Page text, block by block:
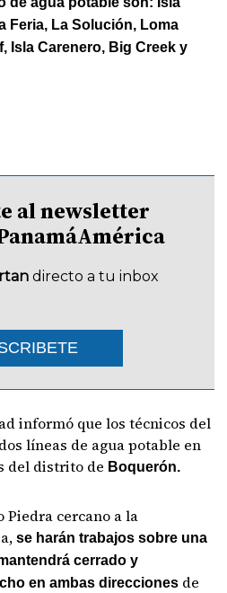
Feria, La Solución, Loma
Isla Carenero, Big Creek y
al newsletter
directo a tu inbox
informó que los técnicos del
líneas de agua potable en
del distrito de Boquerón.
Piedra cercano a la
se harán trabajos sobre una
cerrado y
en ambas direcciones de